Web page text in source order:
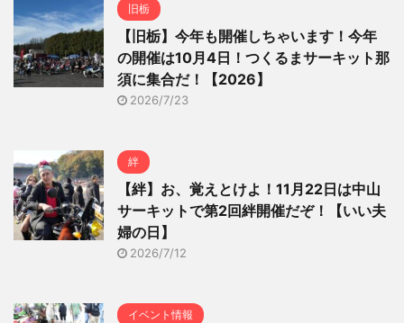
旧栃
【旧栃】今年も開催しちゃいます！今年
の開催は10月4日！つくるまサーキット那
須に集合だ！【2026】
2026/7/23
絆
【絆】お、覚えとけよ！11月22日は中山
サーキットで第2回絆開催だぞ！【いい夫
婦の日】
2026/7/12
イベント情報